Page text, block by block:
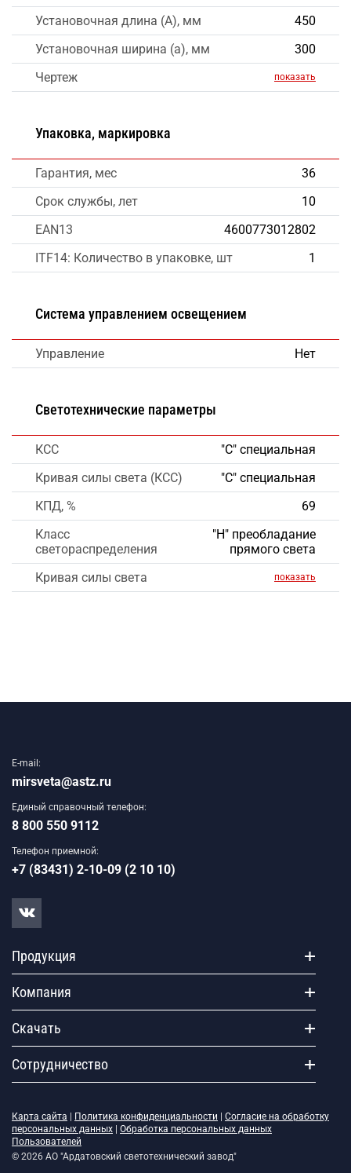
Установочная длина (A), мм
450
Установочная ширина (a), мм
300
Чертеж
показать
Упаковка, маркировка
Гарантия, мес
36
Срок службы, лет
10
EAN13
4600773012802
ITF14: Количество в упаковке, шт
1
Система управлением освещением
Управление Нет
Светотехнические параметры
КСС
"С" специальная
Кривая силы света (КСС)
"С" специальная
КПД, %
69
Класс
светораспределения
"Н" преобладание
прямого света
Кривая силы света
показать
E-mail:
mirsveta@astz.ru
Единый справочный телефон:
8 800 550 9112
Телефон приемной:
+7 (83431) 2-10-09 (2 10 10)
Продукция
Компания
Скачать
Сотрудничество
Карта сайта Политика конфиденциальности
Согласие на обработку
персональных данных
Обработка персональных данных
Пользователей
© 2026 АО "Ардатовский светотехнический завод"